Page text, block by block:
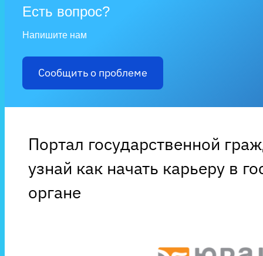
Есть вопрос?
Напишите нам
Сообщить о проблеме
Портал государственной
узнай как начать карьеру в
органе